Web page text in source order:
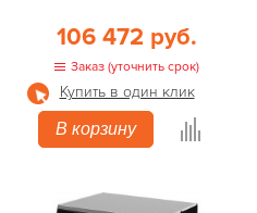
106 472 руб.
Заказ (уточнить срок)
Купить в один клик
В корзину